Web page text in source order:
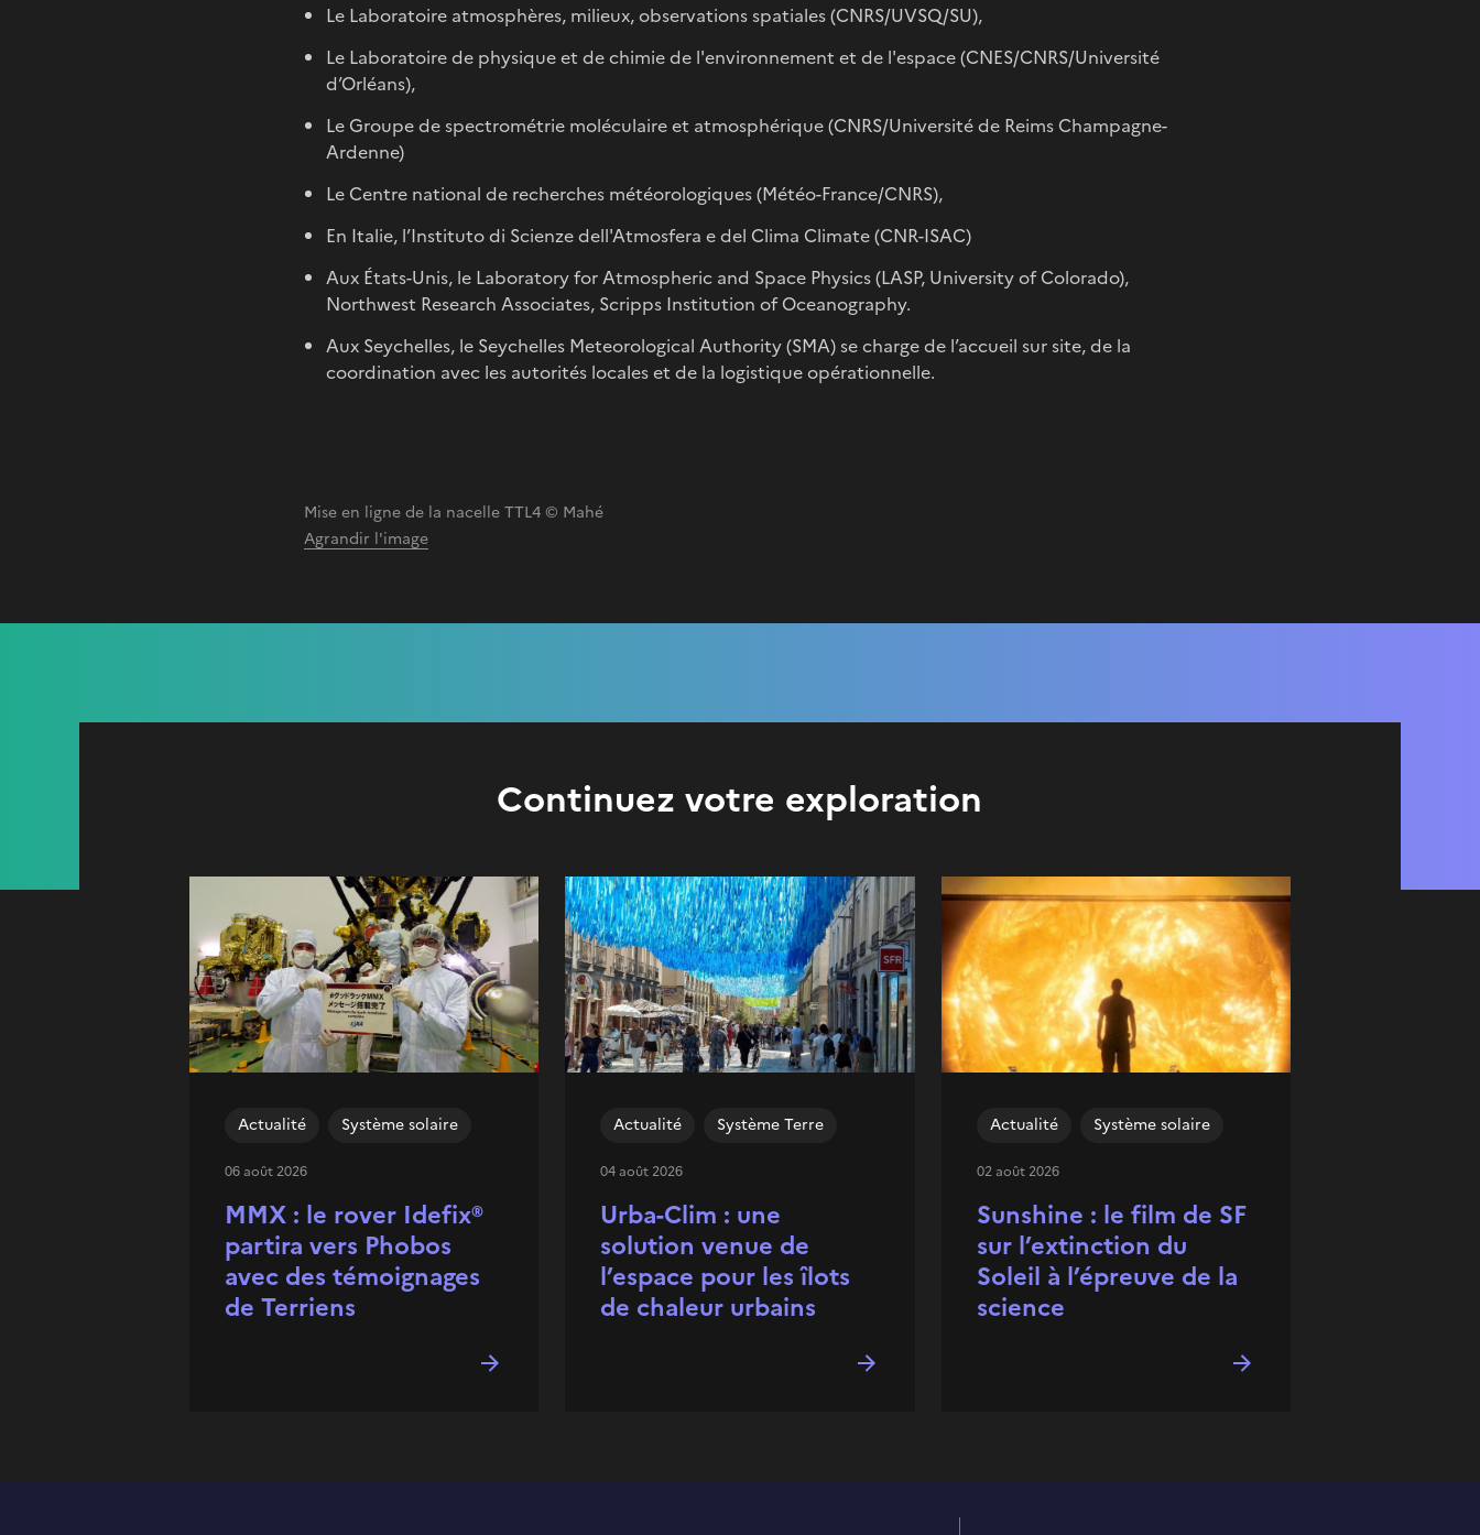
Le Laboratoire atmosphères, milieux, observations spatiales (CNRS/UVSQ/SU),
Le Laboratoire de physique et de chimie de l'environnement et de l'espace (CNES/CNRS/Université
d’Orléans),
Le Groupe de spectrométrie moléculaire et atmosphérique (CNRS/Université de Reims Champagne-
Ardenne)
Le Centre national de recherches météorologiques (Météo-France/CNRS),
En Italie, l’Instituto di Scienze dell'Atmosfera e del Clima Climate (CNR-ISAC)
Aux États-Unis, le Laboratory for Atmospheric and Space Physics (LASP, University of Colorado),
Northwest Research Associates, Scripps Institution of Oceanography.
Aux Seychelles, le Seychelles Meteorological Authority (SMA) se charge de l’accueil sur site, de la
coordination avec les autorités locales et de la logistique opérationnelle.
Mise en ligne de la nacelle TTL4 © Mahé
Agrandir l'image
Continuez votre exploration
MMX : le rover Idefix®
partira vers Phobos
avec des témoignages
de Terriens
Actualité Système solaire
06 août 2026
Urba-Clim : une
solution venue de
l’espace pour les îlots
de chaleur urbains
Actualité Système Terre
04 août 2026
Sunshine : le film de SF
sur l’extinction du
Soleil à l’épreuve de la
science
Actualité Système solaire
02 août 2026